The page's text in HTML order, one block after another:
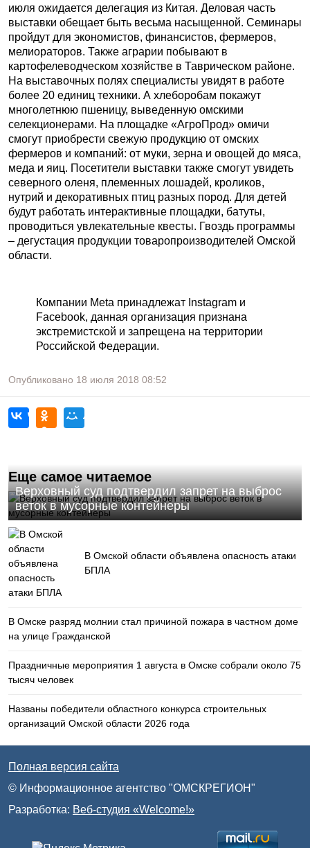
июля ожидается делегация из Китая. Деловая часть
выставки обещает быть весьма насыщенной. Семинары
пройдут для экономистов, финансистов, фермеров,
мелиораторов. Также аграрии побывают в
картофелеводческом хозяйстве в Таврическом районе.
На выставочных полях специалисты увидят в работе
более 20 единиц техники. А хлеборобам покажут
многолетнюю пшеницу, выведенную омскими
селекционерами. На площадке «АгроПрод» омичи
смогут приобрести свежую продукцию от омских
фермеров и компаний: от муки, зерна и овощей до мяса,
меда и яиц. Посетители выставки также смогут увидеть
северного оленя, племенных лошадей, кроликов,
нутрий и декоративных птиц разных пород. Для детей
будут работать интерактивные площадки, батуты,
проводиться увлекательные квесты. Гвоздь программы
– дегустация продукции товаропроизводителей Омской
области.
Компании Meta принадлежат Instagram и
Facebook, данная организация признана
экстремистской и запрещена на территории
Российской Федерации.
Опубликовано 18 июля 2018 08:52
Еще самое читаемое
Верховный суд подтвердил запрет на выброс
веток в мусорные контейнеры
В Омской области объявлена опасность атаки
БПЛА
В Омске разряд молнии стал причиной пожара в частном доме
на улице Гражданской
Праздничные мероприятия 1 августа в Омске собрали около 75
тысяч человек
Названы победители областного конкурса строительных
организаций Омской области 2026 года
Полная версия сайта
© Информационное агентство "ОМСКРЕГИОН"
Разработка: Веб-студия «Welcome!»